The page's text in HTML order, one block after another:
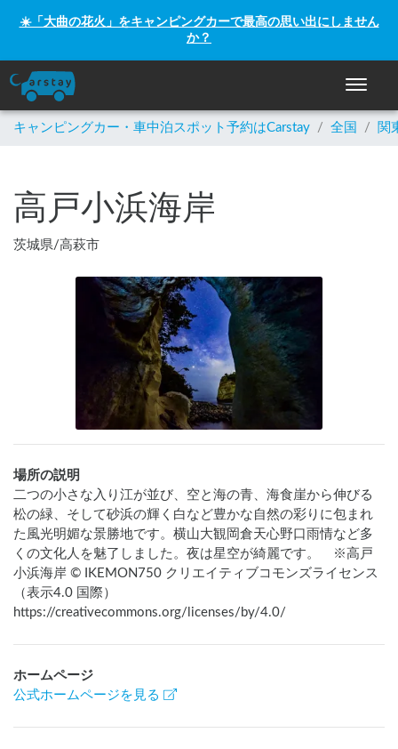
☀️「大曲の花火」をキャンピングカーで最高の思い出にしません
か？
ナビゲ
キャンピングカー・車中泊スポット予約はCarstay / 全国 / 関
高戸小浜海岸
茨城県/高萩市
場所の説明
二つの小さな入り江が並び、空と海の青、海食崖から伸びる
松の緑、そして砂浜の輝く白など豊かな自然の彩りに包まれ
た風光明媚な景勝地です。横山大観岡倉天心野口雨情など多
くの文化人を魅了しました。夜は星空が綺麗です。　※高戸
小浜海岸 © IKEMON750 クリエイティブコモンズライセンス
（表示4.0 国際）
https://creativecommons.org/licenses/by/4.0/
ホームページ
公式ホームページを見る